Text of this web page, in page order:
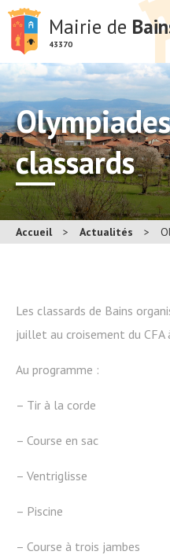
Mairie de
43370
classards
Accueil > Actualités >
Les classards de Bains
juillet au croisement du CFA
Au programme :
– Tir à la corde
– Course en sac
– Ventriglisse
– Piscine
– Course à trois jambes